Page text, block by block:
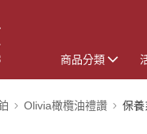
商品分類
Olivia橄欖油禮讚 保養